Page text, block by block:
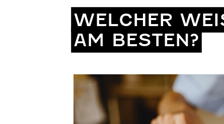
WELCHER
M BESTEN?